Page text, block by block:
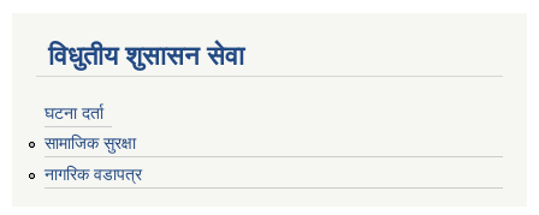
विधुतीय शुसासन सेवा
घटना दर्ता
सामाजिक सुरक्षा
नागरिक वडापत्र